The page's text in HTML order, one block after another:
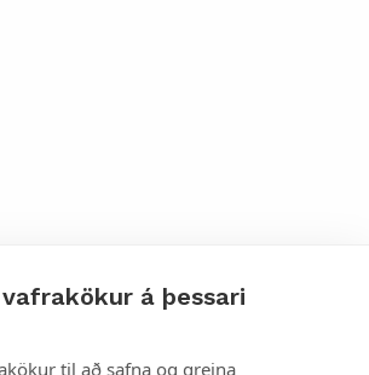
á þessari
til að safna og greina
leið